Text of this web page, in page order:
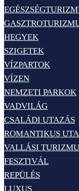
HEGYEK
SZIGETEK
VÍZPARTOK
VÍZEN
NEMZETI PARKOK
VADVILÁG
CSALÁDI UTAZÁS
ROMANTIKUS
VALLÁSI
FESZTIVÁL
REPÜLÉS
LUXUS